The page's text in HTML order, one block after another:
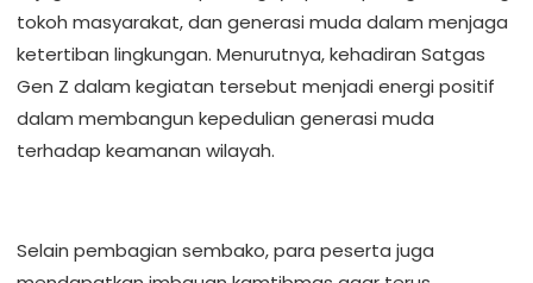
tokoh masyarakat, dan generasi muda dalam menjaga
ketertiban lingkungan. Menurutnya, kehadiran Satgas
Gen Z dalam kegiatan tersebut menjadi energi positif
dalam membangun kepedulian generasi muda
terhadap keamanan wilayah.
Selain pembagian sembako, para peserta juga